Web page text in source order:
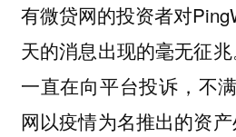
有微贷网的投资者对
天的消息出现的毫无征
一直在向平台投诉，不
网以疫情为名推出的资